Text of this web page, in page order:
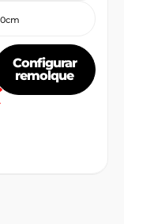
Configurar
remolque